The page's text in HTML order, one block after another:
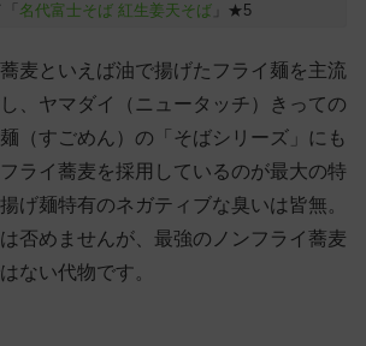
名代富士そば 紅生姜天そば 」★5
麦といえば油で揚げたフライ麺を主流
、ヤマダイ（ニュータッチ）きっての
（すごめん）の「そばシリーズ」にも
ライ蕎麦を採用しているのが最大の特
げ麺特有のネガティブな臭いは皆無。
否めませんが、最強のノンフライ蕎麦
ない代物です。